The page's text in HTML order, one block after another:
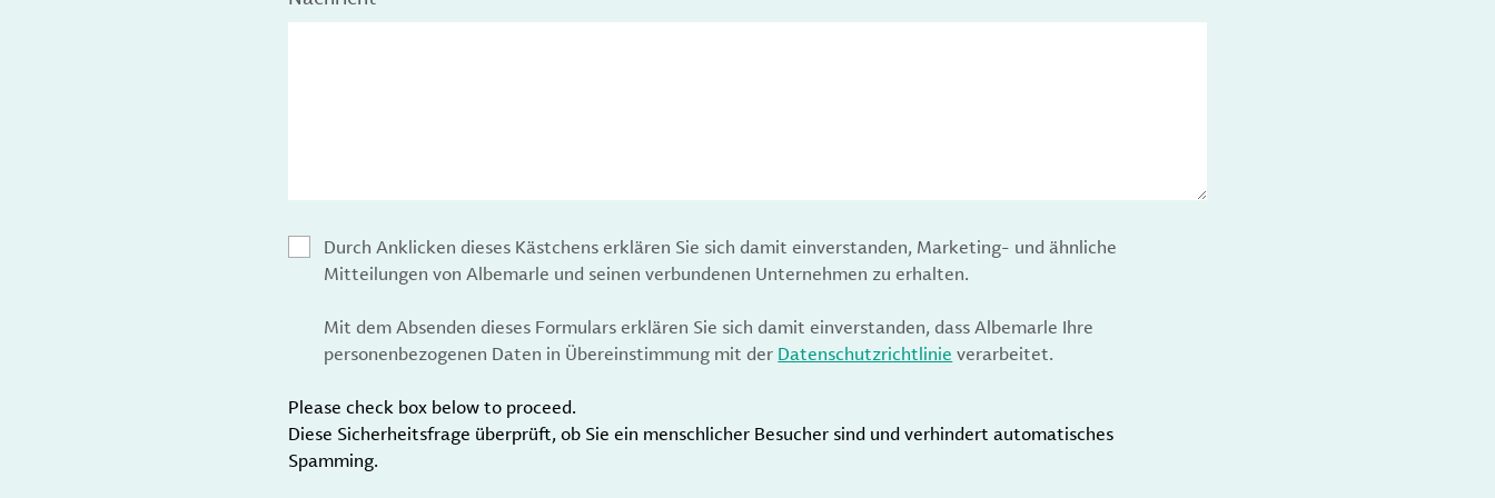
Durch Anklicken dieses Kästchens erklären Sie sich damit einverstanden, Marketing- und ähnliche
Mitteilungen von Albemarle und seinen verbundenen Unternehmen zu erhalten.
Mit dem Absenden dieses Formulars erklären Sie sich damit einverstanden, dass Albemarle Ihre
personenbezogenen Daten in Übereinstimmung mit der Datenschutzrichtlinie verarbeitet.
Please check box below to proceed.
Diese Sicherheitsfrage überprüft, ob Sie ein menschlicher Besucher sind und verhindert automatisches
Spamming.